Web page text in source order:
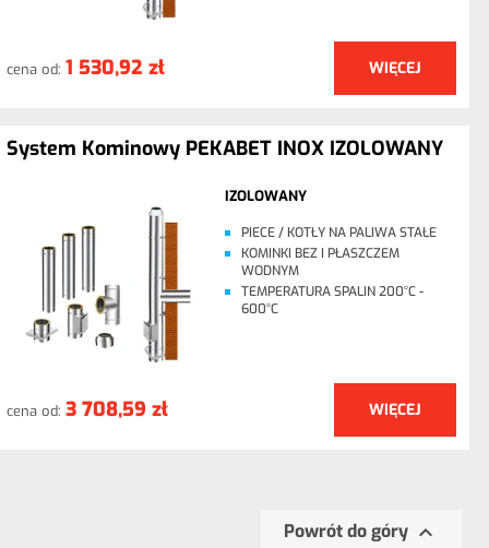
cena od: 1 530,92 zł WIĘCEJ
System Kominowy PEKABET INOX IZOLOWANY
IZOLOWANY
PIECE / KOTŁY NA PALIWA STAŁE
KOMINKI BEZ I PŁASZCZEM
WODNYM
TEMPERATURA SPALIN 200°C -
600°C
cena od: 3 708,59 zł WIĘCEJ
Powrót do góry 